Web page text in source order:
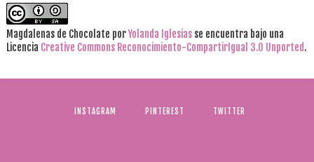
Magdalenas de Chocolate porYolanda Iglesiasse encuentra bajo una
Licencia Creative Commons Reconocimiento-CompartirIgual 3.0 Unported.
INSTAGRAM PINTEREST TWITTER